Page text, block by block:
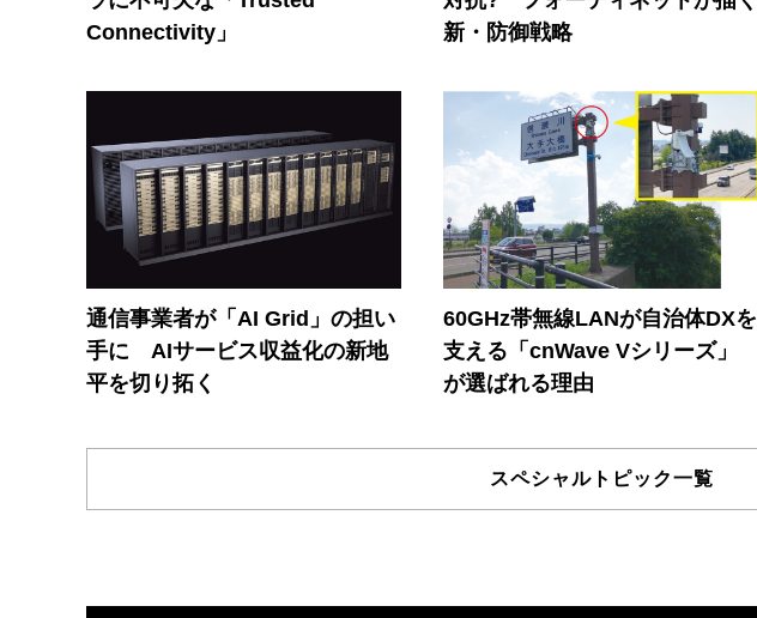
Connectivity」
新・防御戦略
通信事業者が「AI Grid」の担い
手に AIサービス収益化の新地
平を切り拓く
60GHz帯無線LANが自治体DXを
支える「cnWave Vシリーズ」
が選ばれる理由
スペシャルトピック一覧